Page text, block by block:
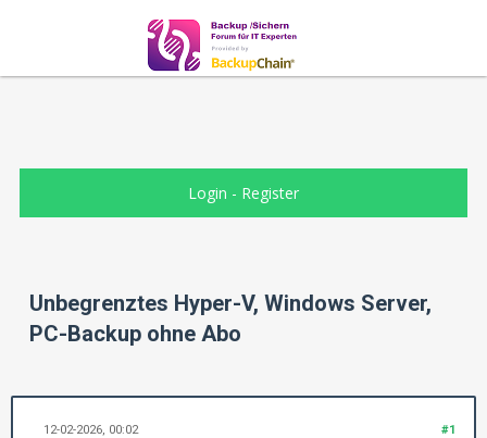
Login - Register
Unbegrenztes Hyper-V, Windows Server,
PC-Backup ohne Abo
#1
12-02-2026, 00:02